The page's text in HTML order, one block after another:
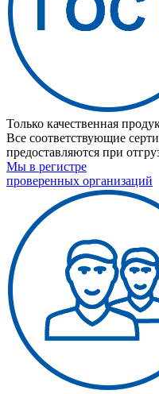
Только качественная
Все соответствующие
предоставляются при
Мы в регистре
проверенных организаций